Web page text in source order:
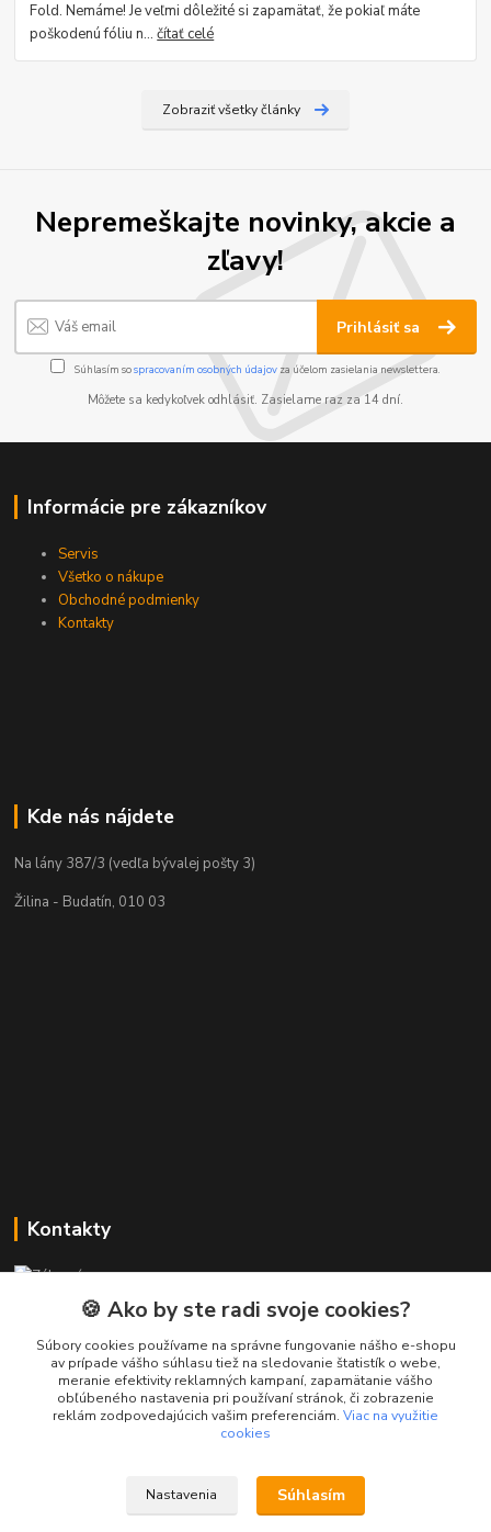
Fold. Nemáme! Je veľmi dôležité si zapamätať, že pokiaľ máte
poškodenú fóliu n...čítať celé
Zobraziť všetky články
Nepremeškajte novinky, akcie a
zľavy!
Prihlásiť sa
Súhlasím sospracovaním osobných údajov za účelom zasielania newslettera.
Môžete sa kedykoľvek odhlásiť. Zasielame raz za 14 dní.
Informácie pre zákazníkov
Servis
Všetko o nákupe
Obchodné podmienky
Kontakty
Kde nás nájdete
Na lány 387/3 (vedľa bývalej pošty 3)
Žilina - Budatín, 010 03
Kontakty
+421 911 010 560
Po-Pia, 13-17 hod.
info@presmartfon.sk
🍪 Ako by ste radi svoje cookies?
Súbory cookies používame na správne fungovanie nášho e-shopu
av prípade vášho súhlasu tiež na sledovanie štatistík o webe,
meranie efektivity reklamných kampaní, zapamätanie vášho
obľúbeného nastavenia pri používaní stránok, či zobrazenie
reklám zodpovedajúcich vašim preferenciám. Viac na využitie
cookies
Nastavenia Súhlasím